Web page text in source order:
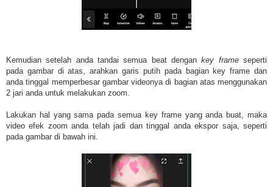
Kemudian setelah anda tandai semua beat dengankey frameseperti
pada gambar di atas, arahkan garis putih pada bagian key frame dan
anda tinggal memperbesar gambar videonya di bagian atas menggunakan
2 jari anda untuk melakukan zoom.
Lakukan hal yang sama pada semua key frame yang anda buat, maka
video efek zoom anda telah jadi dan tinggal anda ekspor saja, seperti
pada gambar di bawah ini.